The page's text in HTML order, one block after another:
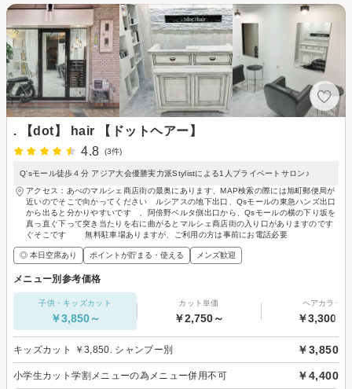
. 【dot】 hair 【ドットヘアー】
4.8
(3件)
Q'sモール徒歩４分 アジア大会優勝実力派Stylistによる1人プライベートサロン♪
アクセス：あべのマルシェ商店街の最奥にあります、MAP検索の際には旭町郵便局が
近いのでそこで向かってください ルシアスの地下出口、Qsモールの東急ハンズ出口
から出ると分かりやすいです 、阿倍野ベルタ側出口から、Qsモールの横の下り坂を
真っ直ぐ下って突き当たりを右に曲がるとマルシェ商店街の入り口がありますのです
ぐそこです 無料駐車場ありますが、ご利用の方は事前にお電話必要
◎ 本日空席あり ポイントが貯まる・使える メンズ歓迎
メニュー別参考価格
子供・キッズカット
￥3,850～
カット単価
￥2,750～
ヘアカラー
￥3,300～
キッズカット ￥3,850. シャンプー別 ￥3,850
小学生カット学割メニューの為メニュー併用不可 ￥4,400